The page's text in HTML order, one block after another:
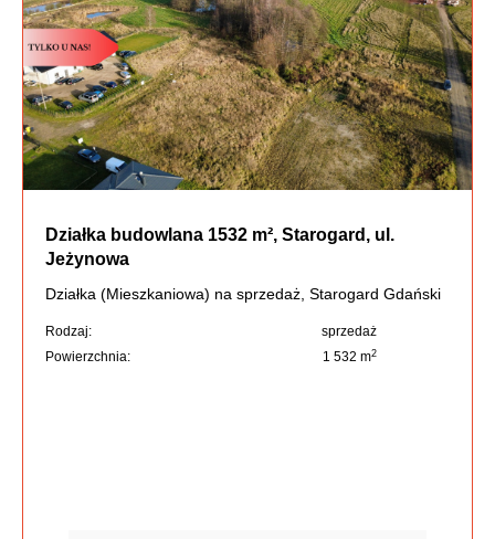
Działka budowlana 1532 m², Starogard, ul.
Jeżynowa
Działka (Mieszkaniowa) na sprzedaż, Starogard Gdański
Rodzaj:
sprzedaż
Powierzchnia:
1 532 m2